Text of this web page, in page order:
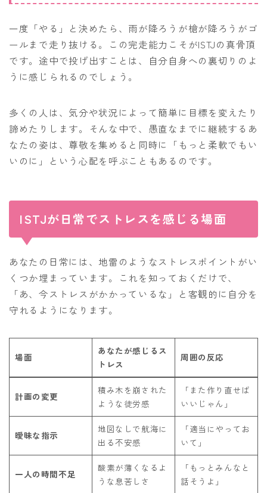
一度「やる」と決めたら、雨が降ろうが槍が降ろうがゴ
ールまで走り抜ける。この完走能力こそがISTJの真骨頂
です。途中で投げ出すことは、自分自身への裏切りのよ
うに感じられるのでしょう。
多くの人は、気分や状況によって簡単に目標を変えたり
諦めたりします。そんな中で、愚直なまでに継続するあ
なたの姿は、尊敬を集めると同時に「もっと柔軟でもい
いのに」という心配を呼ぶこともあるのです。
ISTJが日常でストレスを感じる場面
あなたの日常には、地雷のようなストレスポイントがい
くつか埋まっています。これを知っておくだけで、
「あ、今ストレスがかかっているな」と客観的に自分を
守れるようになります。
場面
あなたが感じるス
トレス
周囲の反応
計画の変更
積み木を崩された
ような徒労感
「また作り直せば
いいじゃん」
曖昧な指示
地図なしで航海に
出る不安感
「適当にやってお
いて」
一人の時間不足
酸素が薄くなるよ
うな息苦しさ
「もっとみんなと
話そうよ」